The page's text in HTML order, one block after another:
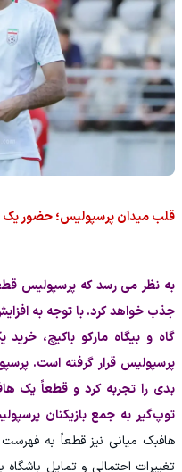
قلب میدان پرسپولیس؛ حضور یک
به نظر می رسد که پرسپولیس
جذب خواهد کرد. با توجه به
گاه و بیگاه مارکو باکیچ،
پرسپولیس قرار گرفته است.
بدی را تجربه کرد و قطعاً یک
توپ‌گیر به جمع بازیکنان
هافبک میانی نیز قطعاً به فهرست
تغییرات احتمالی و تمایل باشگاه